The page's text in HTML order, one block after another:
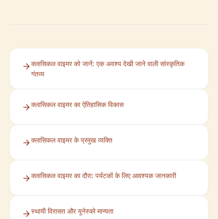
क्लासिकल वाइमर को जानें: एक अवश्य देखी जाने वाली सांस्कृतिक
गंतव्य
क्लासिकल वाइमर का ऐतिहासिक विकास
क्लासिकल वाइमर के प्रमुख व्यक्ति
क्लासिकल वाइमर का दौरा: पर्यटकों के लिए आवश्यक जानकारी
स्थायी विरासत और यूनेस्को मान्यता